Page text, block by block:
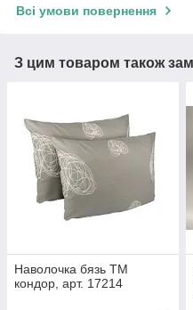
Всі умови повернення
З цим товаром також
Наволочка бязь ТМ
кондор, арт. 17214